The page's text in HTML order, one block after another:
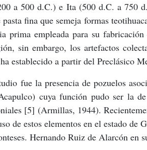
a 500 d.C.) e Ita (500 d.C. a 750
fina que semeja formas
prima empleada para su
sin embargo, los artefactos
establecido a partir del Preclásico
fue la presencia de pozuelos
cuya función pudo ser la
[5] (Armillas, 1944).
de estos elementos en el estado
Hernando Ruiz de Alarcón en